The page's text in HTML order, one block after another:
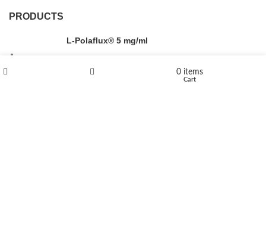
PRODUCTS
L-Polaflux® 5 mg/ml
0 items
Cart